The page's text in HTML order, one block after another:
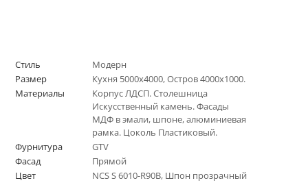
Стиль
Модерн
Размер
Кухня 5000х4000, Остров 4000х1000.
Материалы
Корпус ЛДСП. Столешница
Искусственный камень. Фасады
МДФ в эмали, шпоне, алюминиевая
рамка. Цоколь Пластиковый.
Фурнитура
GTV
Фасад
Прямой
Цвет
NCS S 6010-R90B, Шпон прозрачный